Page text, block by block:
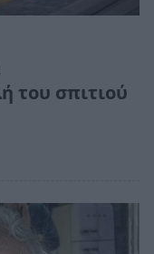
του σπιτιού